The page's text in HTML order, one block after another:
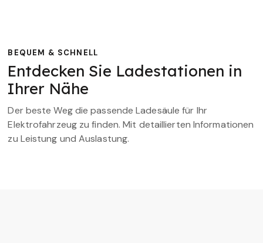
BEQUEM & SCHNELL
Entdecken Sie Ladestationen in
Ihrer Nähe
Der beste Weg die passende Ladesäule für Ihr
Elektrofahrzeug zu finden. Mit detaillierten Informationen
zu Leistung und Auslastung.